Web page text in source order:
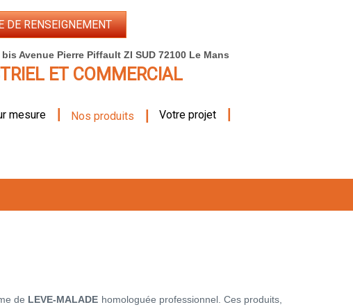
DE RENSEIGNEMENT
bis Avenue Pierre Piffault ZI SUD 72100 Le Mans
ET COMMERCIAL
mesure Nos produits Votre projet
de LEVE-MALADE homologuée professionnel. Ces produits,